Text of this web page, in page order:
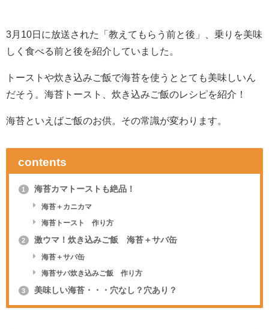
3月10日に放送された「教えてもらう前と後」、乗りを美味
しく食べる前と後を紹介していました。
トーストや炊き込みご飯で海苔を使うととても美味しいん
だそう。海苔トースト、炊き込みご飯のレシピを紹介！
海苔といえばご飯のお供。その常識が変わります。
contents
1 海苔カマトーストも絶品！
海苔＋カニカマ
海苔トースト 作り方
2 激ウマ！炊き込みご飯 海苔＋サバ缶
海苔＋サバ缶
海苔サバ炊き込みご飯 作り方
3 美味しい海苔・・・穴なし？穴あり？